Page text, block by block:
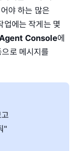
야 하는 많은
업에는 작게는 몇
Console에
로 메시지를
"